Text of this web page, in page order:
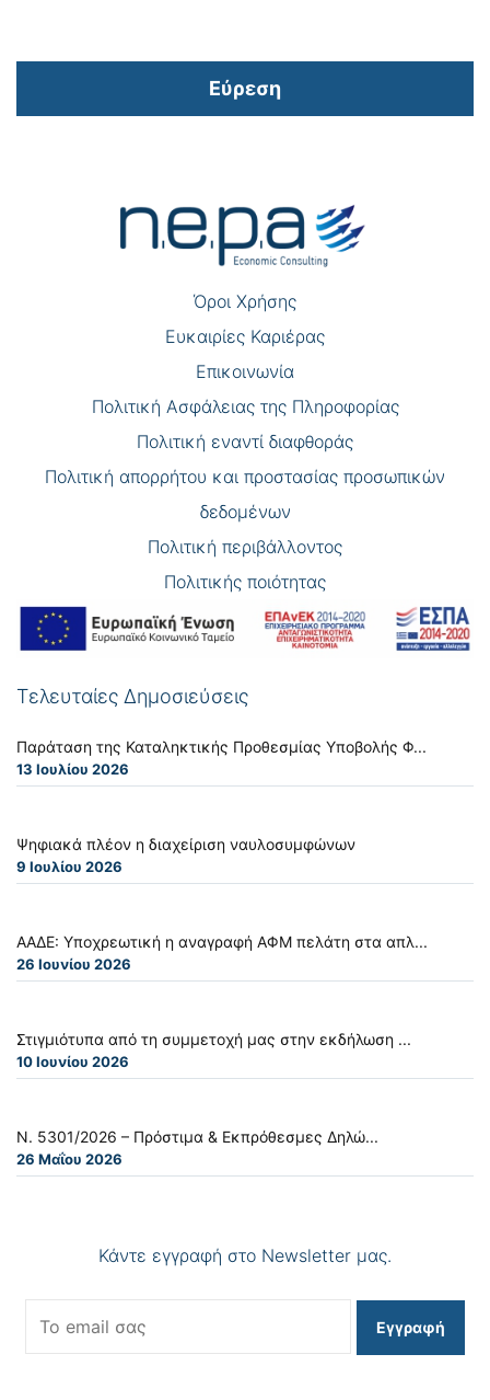
Εύρεση
Όροι Χρήσης
Eυκαιρίες Καριέρας
Επικοινωνία
Πολιτική Ασφάλειας της Πληροφορίας
Πολιτική εναντί διαφθοράς
Πολιτική απορρήτου και προστασίας προσωπικών
δεδομένων
Πολιτική περιβάλλοντος
Πολιτικής ποιότητας
Τελευταίες Δημοσιεύσεις
Παράταση της Καταληκτικής Προθεσμίας Υποβολής Φ...
13 Ιουλίου 2026
Ψηφιακά πλέον η διαχείριση ναυλοσυμφώνων
9 Ιουλίου 2026
ΑΑΔΕ: Υποχρεωτική η αναγραφή ΑΦΜ πελάτη στα απλ...
26 Ιουνίου 2026
Στιγμιότυπα από τη συμμετοχή μας στην εκδήλωση ...
10 Ιουνίου 2026
Ν. 5301/2026 – Πρόστιμα & Εκπρόθεσμες Δηλώ...
26 Μαΐου 2026
Κάντε εγγραφή στο Newsletter μας.
Εγγραφή